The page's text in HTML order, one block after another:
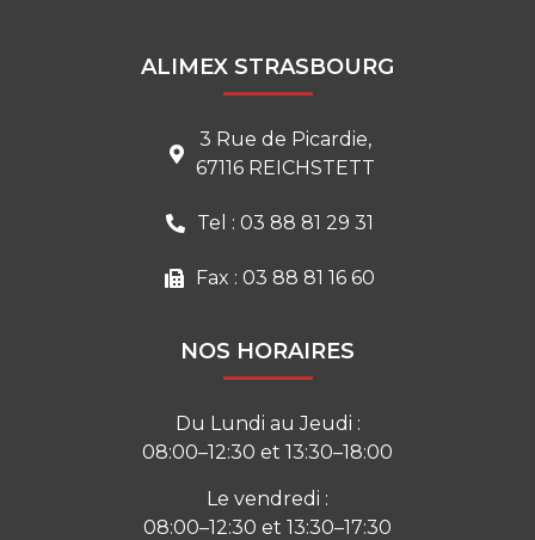
ALIMEX STRASBOURG
3 Rue de Picardie,
67116 REICHSTETT
Tel : 03 88 81 29 31
Fax : 03 88 81 16 60
NOS HORAIRES
Du Lundi au Jeudi :
08:00–12:30 et 13:30–18:00
Le vendredi :
08:00–12:30 et 13:30–17:30